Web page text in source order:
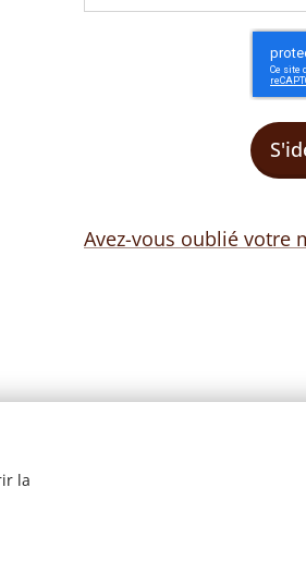
Avez-vous oublié votre
la